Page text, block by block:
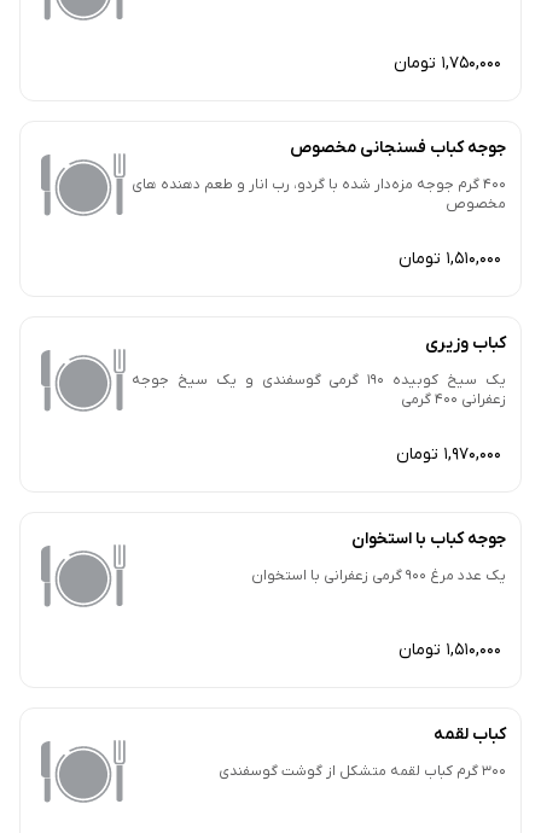
1,750,000 تومان
جوجه کباب فسنجانی مخصوص
400 گرم جوجه مزه‌دار شده با گردو، رب انار و طعم دهنده های
مخصوص
1,510,000 تومان
کباب وزیری
یک سیخ کوبیده 190 گرمی گوسفندی و یک سیخ جوجه
زعفرانی 400 گرمی
1,970,000 تومان
جوجه کباب با استخوان
یک‌ عدد مرغ 900 گرمی زعفرانی با استخوان
1,510,000 تومان
کباب لقمه
300 گرم کباب لقمه متشکل از گوشت گوسفندی